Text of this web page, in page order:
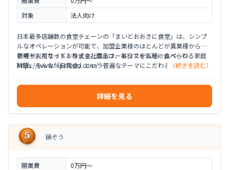
対象
法人向け
日本最多店舗数の食堂チェーンの「まいどおおきに食堂」は、シンプ
ルなオペレーションが可能で、加盟企業様のほとんどが異業種からの
新規参入となっております。商品は、毎日でも気軽に食べられる家庭
料理。そんな「日常食」という普遍なテーマにこだわることで、老若
ど多様な顧客層から来店いただける業態となっています。
参考・引用サイト：株式会社富士フードシステムホームページ
https://www.fujiofood.com/
（続きを読む）
詳細を見る
鍋ぞう
開業費
0万円〜